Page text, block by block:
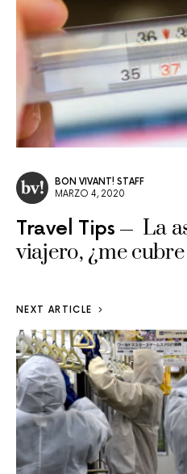
BON VIVANT! STAFF
MARZO 4, 2020
Travel Tips
La
viajero, ¿me
NEXT ARTICLE